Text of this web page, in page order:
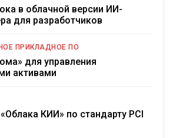
в облачной версии ИИ-
для разработчиков
ПРИКЛАДНОЕ ПО
для управления
активами
КИИ» по стандарту PCI